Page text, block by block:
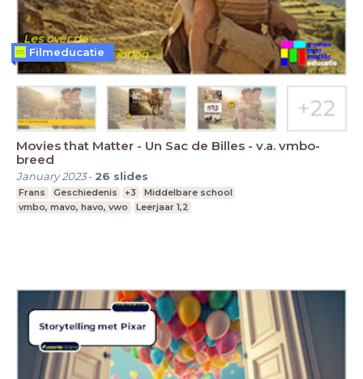
Movies that Matter - Un Sac de Billes - v.a. vmbo-
breed
January 2023- 26 slides
Frans Geschiedenis +3
Middelbare school
vmbo, mavo, havo, vwo
Leerjaar 1,2
Filmeducatie